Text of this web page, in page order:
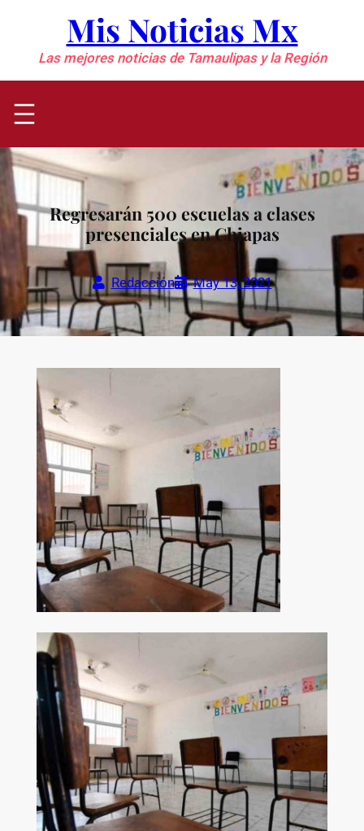
contenido
Mis Noticias Mx
Las mejores noticias de Tamaulipas y la Región
Regresarán 500 escuelas a clases
presenciales en Chiapas
Redacción May 13, 2021